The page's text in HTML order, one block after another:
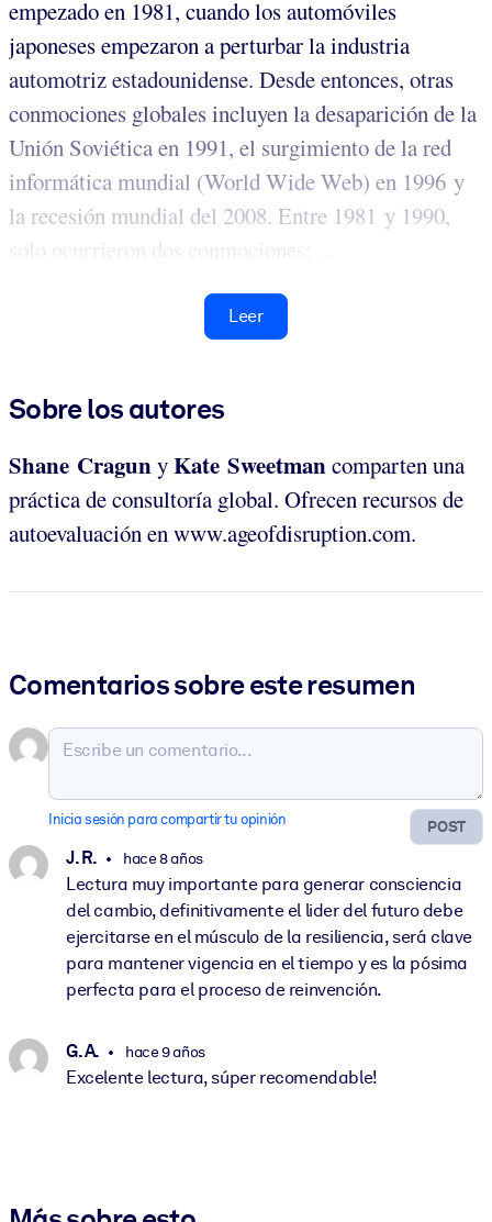
empezado en 1981, cuando los automóviles
japoneses empezaron a perturbar la industria
automotriz estadounidense. Desde entonces, otras
conmociones globales incluyen la desaparición de la
Unión Soviética en 1991, el surgimiento de la red
informática mundial (World Wide Web) en 1996 y
la recesión mundial del 2008. Entre 1981 y 1990,
solo ocurrieron dos conmociones; ...
Leer
Sobre los autores
Shane CragunyKate Sweetmancomparten una
práctica de consultoría global. Ofrecen recursos de
autoevaluación en www.ageofdisruption.com.
Comentarios sobre este resumen
POST
Inicia sesión para compartir tu opinión
J. R. hace 8 años
Lectura muy importante para generar consciencia
del cambio, definitivamente el lider del futuro debe
ejercitarse en el músculo de la resiliencia, será clave
para mantener vigencia en el tiempo y es la pósima
perfecta para el proceso de reinvención.
G. A. hace 9 años
Excelente lectura, súper recomendable!